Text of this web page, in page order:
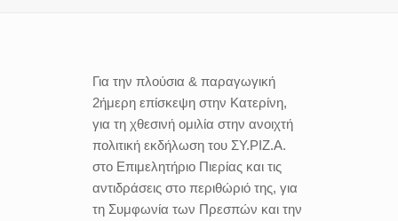
Για την πλούσια & παραγωγική
2ήμερη επίσκεψη στην Κατερίνη,
για τη χθεσινή ομιλία στην ανοιχτή
πολιτική εκδήλωση του ΣΥ.ΡΙΖ.Α.
στο Επιμελητήριο Πιερίας και τις
αντιδράσεις στο περιθώριό της, για
τη Συμφωνία των Πρεσπών και την